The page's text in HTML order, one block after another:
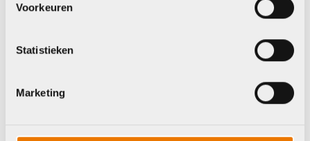
Voorkeuren
Statistieken
Marketing